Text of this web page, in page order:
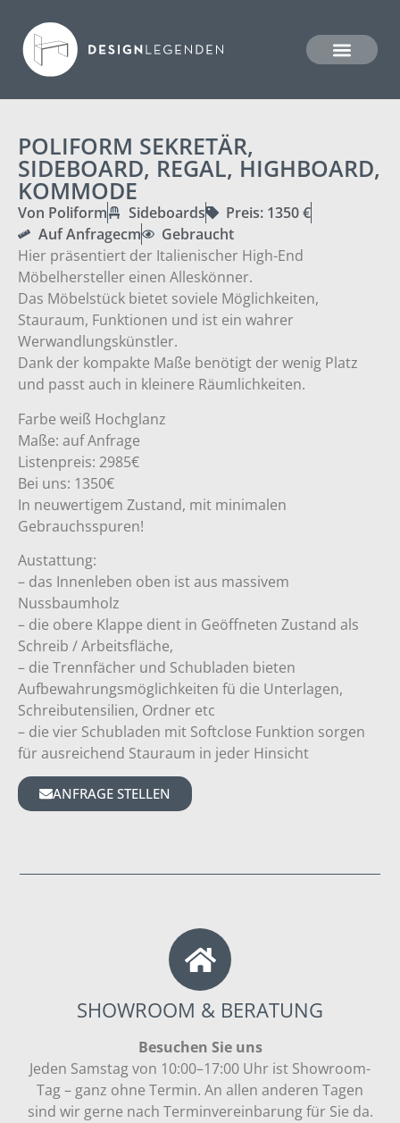
POLIFORM SEKRETÄR,
SIDEBOARD, REGAL, HIGHBOARD,
KOMMODE
Von Poliform Sideboards
Preis: 1350 €
Auf Anfragecm
Gebraucht
Hier präsentiert der Italienischer High-End
Möbelhersteller einen Alleskönner.
Das Möbelstück bietet soviele Möglichkeiten,
Stauraum, Funktionen und ist ein wahrer
Werwandlungskünstler.
Dank der kompakte Maße benötigt der wenig Platz
und passt auch in kleinere Räumlichkeiten.
Farbe weiß Hochglanz
Maße: auf Anfrage
Listenpreis: 2985€
Bei uns: 1350€
In neuwertigem Zustand, mit minimalen
Gebrauchsspuren!
Austattung:
– das Innenleben oben ist aus massivem
Nussbaumholz
– die obere Klappe dient in Geöffneten Zustand als
Schreib / Arbeitsfläche,
– die Trennfächer und Schubladen bieten
Aufbewahrungsmöglichkeiten fü die Unterlagen,
Schreibutensilien, Ordner etc
– die vier Schubladen mit Softclose Funktion sorgen
für ausreichend Stauraum in jeder Hinsicht
ANFRAGE STELLEN
SHOWROOM & BERATUNG
Besuchen Sie uns
Jeden Samstag von 10:00–17:00 Uhr ist Showroom-
Tag – ganz ohne Termin. An allen anderen Tagen
sind wir gerne nach Terminvereinbarung für Sie da.